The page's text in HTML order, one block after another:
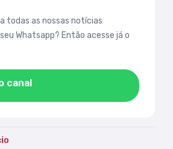
todas as nossas notícias
Whatsapp? Então acesse já o
canal